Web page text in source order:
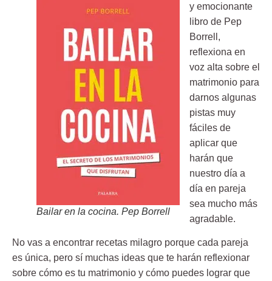
Bailar en la cocina. Pep Borrell
y emocionante
libro de Pep
Borrell,
reflexiona en
voz alta sobre el
matrimonio para
darnos algunas
pistas muy
fáciles de
aplicar que
harán que
nuestro día a
día en pareja
sea mucho más
agradable.
No vas a encontrar recetas milagro porque cada pareja
es única, pero sí muchas ideas que te harán reflexionar
sobre cómo es tu matrimonio y cómo puedes lograr que